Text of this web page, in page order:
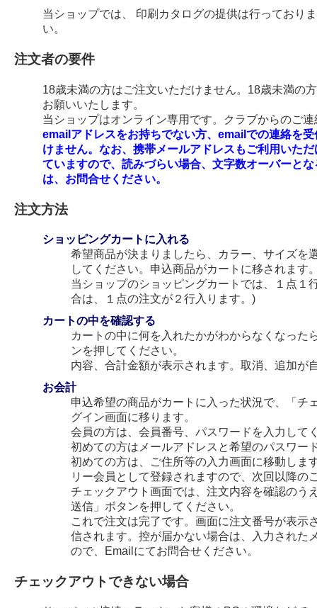
当ショップでは、 印刷カタログの提供は行っており
い。
注文者の要件
18歳未満の方はご注文いただけません。18歳未満の
お願いいたします。
当ショップはオンライン専用です。クラブからのご
emailアドレスをお持ちでない方、emailでの連絡を
けません。なお、携帯メールアドレスもご利用いた
ていますので、読みづらい場合、文字数オーバーと
は、お問合せください。
注文方法
ショッピングカートに入れる
希望商品が決まりましたら、カラー、サイズを
してください。申込商品がカートに移されます
当ショップのショッピングカートでは、１点１
合は、１点の注文が２行入ります。)
カートの中を確認する
カートの中に何を入れたかがわからなくなった
ンを押してください。
内容、合計金額が表示されます。取消、追加が
お会計
申込希望の商品がカートに入った状況で、「チ
グイン画面に移ります。
会員の方は、会員番号、パスワードを入力して
初めての方はメールアドレスと希望のパスワー
初めての方は、ご住所等の入力画面に移動しま
リー会員として登録されますので、次回以降の
チェックアウト画面では、注文内容を確認のう
送信」ボタンを押してください。
これで注文は完了です。画面に注文番号が表
信されます。控が届かない場合は、入力された
ので、Emailにてお問合せください。
チェックアウトできない場合